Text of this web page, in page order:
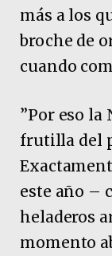
más a los
broche de
cuando
”Por eso la
frutilla del
este año –
heladeros
momento